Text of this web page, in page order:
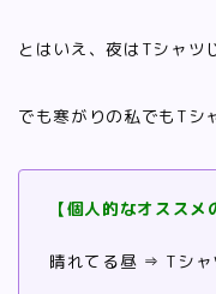
とはいえ、夜はTシャツ
でも寒がりの私でもTシ
【個人的なオススメ
晴れてる昼 ⇒ Tシャ